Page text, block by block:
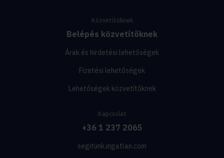
Közvetítőknek
Belépés közvetítőknek
Árak és hirdetési lehetőségek
Fizetési lehetőségek
Lehetőségek közvetítőknek
Kapcsolat
+36 1 237 2065
segitunk.ingatlan.com